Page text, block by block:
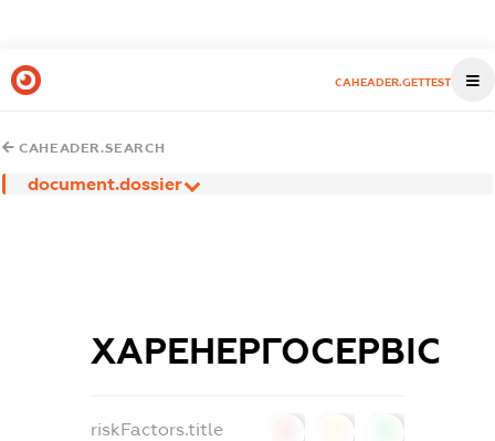
CAHEADER.GETTEST
CAHEADER.SEARCH
document.dossier
ХАРЕНЕРГОСЕРВІС
riskFactors.title